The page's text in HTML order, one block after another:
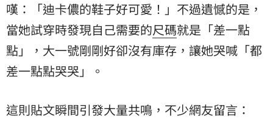
嘆：「迪卡儂的鞋子好可愛！」不過遺憾的是，
當她試穿時發現自己需要的尺碼就是「差一點
點」，大一號剛剛好卻沒有庫存，讓她哭喊「都
差一點點哭哭」。
這則貼文瞬間引發大量共鳴，不少網友留言：